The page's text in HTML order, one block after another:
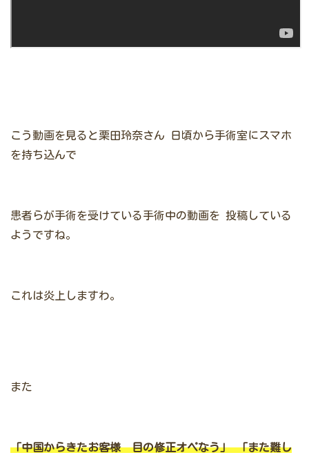
こう動画を見ると栗田玲奈さん 日頃から手術室にスマホ
を持ち込んで
患者らが手術を受けている手術中の動画を 投稿している
ようですね。
これは炎上しますわ。
また
「中国からきたお客様 目の修正オペなう」「また難し